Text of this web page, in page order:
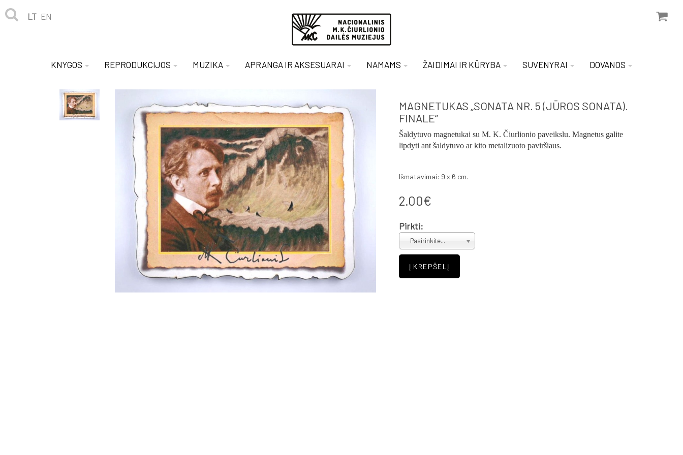
LT EN
KNYGOS REPRODUKCIJOS MUZIKA APRANGA IR AKSESUARAI NAMAMS ŽAIDIMAI IR KŪRYBA SUVENYRAI DOVANOS
MAGNETUKAS „SONATA NR. 5 (JŪROS SONATA).
FINALE“
Šaldytuvo magnetukai su M. K. Čiurlionio paveikslu. Magnetus galite
lipdyti ant šaldytuvo ar kito metalizuoto paviršiaus.
Išmatavimai: 9 x 6 cm.
2.00€
Pirkti:
Pasirinkite...